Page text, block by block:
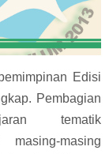
Edisi
Pembagian
tematik
masing